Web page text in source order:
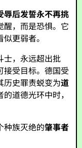
辱后发誓永不再挑
，而是恐惧。它
更弱者。
士，永远超出批
接受目标。德国受
历史罪责蜕变为道
道德光环中时，
种族灭绝的肇事者